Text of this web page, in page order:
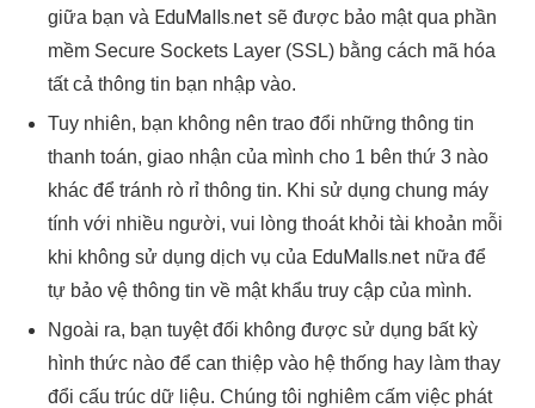
giữa bạn và EduMalls.net sẽ được bảo mật qua phần
mềm Secure Sockets Layer (SSL) bằng cách mã hóa
tất cả thông tin bạn nhập vào.
Tuy nhiên, bạn không nên trao đổi những thông tin
thanh toán, giao nhận của mình cho 1 bên thứ 3 nào
khác để tránh rò rỉ thông tin. Khi sử dụng chung máy
tính với nhiều người, vui lòng thoát khỏi tài khoản mỗi
khi không sử dụng dịch vụ của EduMalls.net nữa để
tự bảo vệ thông tin về mật khẩu truy cập của mình.
Ngoài ra, bạn tuyệt đối không được sử dụng bất kỳ
hình thức nào để can thiệp vào hệ thống hay làm thay
đổi cấu trúc dữ liệu. Chúng tôi nghiêm cấm việc phát